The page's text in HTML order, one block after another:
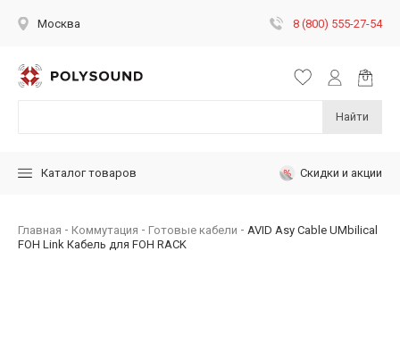
Москва 8 (800) 555-27-54
Найти
Каталог товаров Скидки и акции
Главная Коммутация Готовые кабели
AVID Asy Cable UMbilical
FOH Link Кабель для FOH RACK